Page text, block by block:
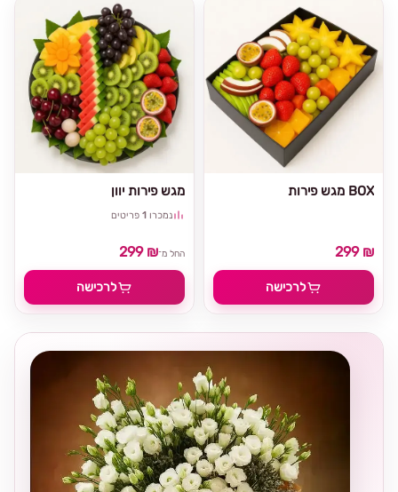
מגש פירות יוון
נמכרו 1 פריטים
החל מ־299 ₪
לרכישה
מגש פירות BOX
299 ₪
לרכישה